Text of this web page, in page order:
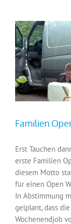
Familien
Erst Tauchen
erste Familien
diesem Motto
für einen Open
In Abstimmung
gelplant, dass
Wochenendjob